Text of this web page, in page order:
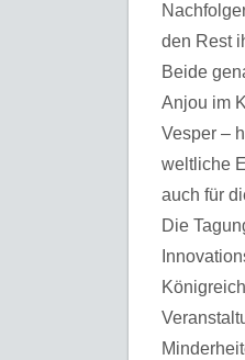
den Rest
Beide
Anjou im
Vesper –
weltliche
auch für
Die